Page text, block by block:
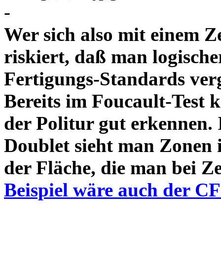
-
Wer sich also mit einem
riskiert, daß man
Fertigungs-Standards
Bereits im Foucault-Test
der Politur gut
Doublet sieht man Zonen
der Fläche, die man bei
Beispiel wäre auch der